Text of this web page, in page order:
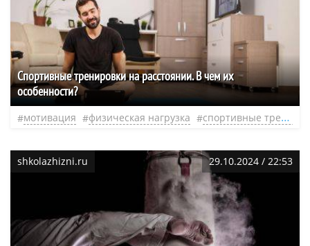
Спортивные тренировки на расстоянии. В чем их
особенности?
мотивация физическая нагрузка спортивные тренировки
shkolazhizni.ru 29.10.2024 / 22:53